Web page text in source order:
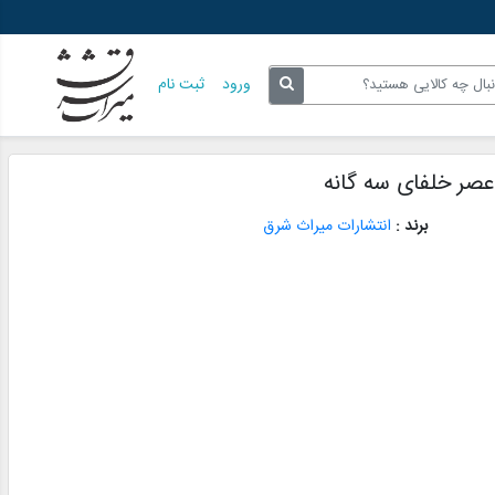
ورود ثبت نام
خلفای سه گانه
برند : انتشارات میراث شرق